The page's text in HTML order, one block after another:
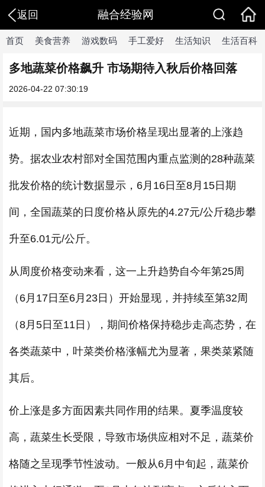
返回 融合经验网
首页 美食营养 游戏数码 手工爱好 生活知识 生活百科
多地蔬菜价格飙升 市场期待入秋后价格回落
2026-04-22 07:30:19
近期，国内多地蔬菜市场价格呈现出显著的上涨趋
势。据农业农村部对全国范围内重点监测的28种蔬菜
批发价格的统计数据显示，6月16日至8月15日期
间，全国蔬菜的日度价格从原先的4.27元/公斤稳步攀
升至6.01元/公斤。
从周度价格变动来看，这一上升趋势自今年第25周
（6月17日至6月23日）开始显现，并持续至第32周
（8月5日至11日），期间价格保持稳步走高态势，在
各类蔬菜中，叶菜类价格涨幅尤为显著，果类菜紧随
其后。
价上涨是多方面因素共同作用的结果。夏季温度较
高，蔬菜生长受限，导致市场供应相对不足，蔬菜价
格随之呈现季节性波动。一般从6月中旬起，蔬菜价